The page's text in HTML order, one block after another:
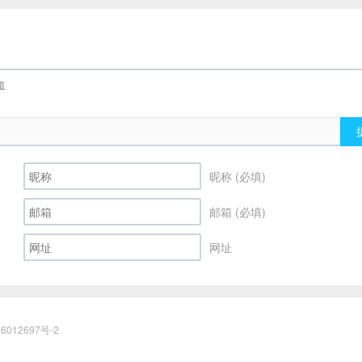
昵称 (必填)
邮箱 (必填)
网址
号-2